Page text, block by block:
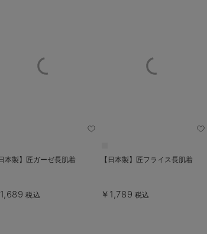
本製】匠ガーゼ長肌着
税込
【日本製】匠フライス長肌着
￥1,789 税込